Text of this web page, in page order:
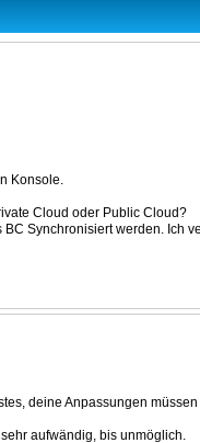
Konsole.
Cloud oder Public Cloud?
Synchronisiert werden. Ich
deine Anpassungen
aufwändig, bis unmöglich.